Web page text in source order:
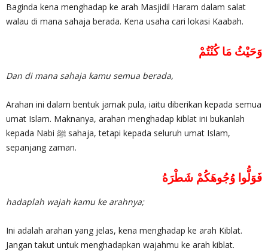
Baginda kena menghadap ke arah Masjidil Haram dalam salat
walau di mana sahaja berada. Kena usaha cari lokasi Kaabah.
وَحَيْثُ مَا كُنْتُمْ
Dan di mana sahaja kamu semua berada,
Arahan ini dalam bentuk jamak pula, iaitu diberikan kepada semua
umat Islam. Maknanya, arahan menghadap kiblat ini bukanlah
kepada Nabi ﷺ sahaja, tetapi kepada seluruh umat Islam,
sepanjang zaman.
فَوَلُّوا وُجُوهَكُمْ شَطْرَهُ
hadaplah wajah kamu ke arahnya;
Ini adalah arahan yang jelas, kena menghadap ke arah Kiblat.
Jangan takut untuk menghadapkan wajahmu ke arah kiblat.